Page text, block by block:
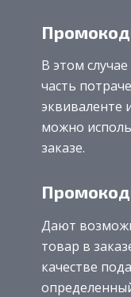
В этом
часть
эквиваленте
можно
заказе.
Дают
товар в
качестве